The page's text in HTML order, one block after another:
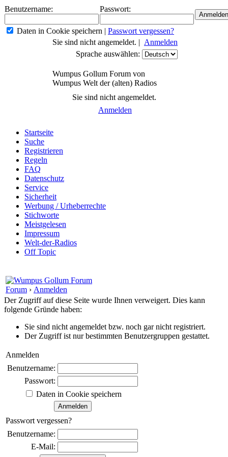
Benutzername: Passwort:
Daten in Cookie speichern | Passwort vergessen?
Sie sind nicht angemeldet. | Anmelden
Sprache auswählen:
Wumpus Gollum Forum von
Wumpus Welt der (alten) Radios
Sie sind nicht angemeldet.
Anmelden
Startseite
Suche
Registrieren
Regeln
FAQ
Datenschutz
Service
Sicherheit
Werbung / Urheberrechte
Stichworte
Meistgelesen
Impressum
Welt-der-Radios
Off Topic
Forum › Anmelden
Der Zugriff auf diese Seite wurde Ihnen verweigert. Dies kann
folgende Gründe haben:
Sie sind nicht angemeldet bzw. noch gar nicht registriert.
Der Zugriff ist nur bestimmten Benutzergruppen gestattet.
Anmelden
Benutzername:
Passwort:
Daten in Cookie speichern
Passwort vergessen?
Benutzername:
E-Mail: